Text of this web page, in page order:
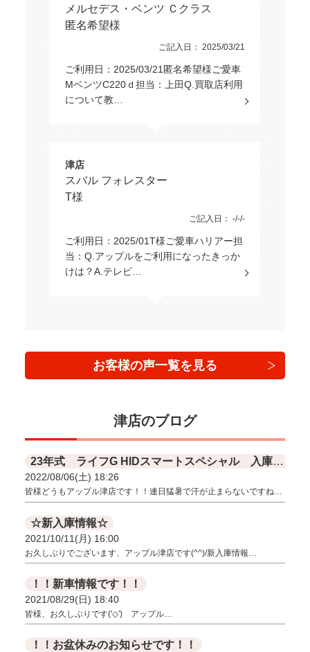
メルセデス・ベンツ Ｃクラス
匿名希望様
ご記入日： 2025/03/21
ご利用日：2025/03/21匿名希望様ご愛車
MベンツC220ｄ担当：上田Q.買取店利用
について教…
津店
スバル フォレスター
T様
ご記入日： -/-/-
ご利用日：2025/01T様ご愛車ハリアー担
当：Q.アップルをご利用になったきっか
けは？A.テレビ…
お客様の声一覧を見る
津店のブログ
23年式 ライフG HIDスマートスペシャル 入庫いたしました！！
2022/08/06(土) 18:26
皆様どうもアップル津店です！！連日猛暑で汗が止まらないですね…
☆新入庫情報☆
2021/10/11(月) 16:00
お久しぶりでございます、アップル津店です(^^)/新入庫情報…
！！新車情報です！！
2021/08/29(日) 18:40
皆様、お久しぶりです('◇')ゞアップル…
！！お盆休みのお知らせです！！